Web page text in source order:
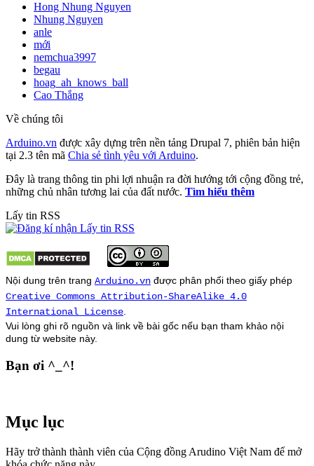
Hong Nhung Nguyen
Nhung Nguyen
anle
mới
nemchua3997
begau
hoag_ah_knows_ball
Cao Thắng
Về chúng tôi
Arduino.vn được xây dựng trên nền tảng Drupal 7, phiên bản hiện
tại 2.3 tên mã Chia sẻ tình yêu với Arduino.
Đây là trang thông tin phi lợi nhuận ra đời hướng tới cộng đồng trẻ,
những chủ nhân tương lai của đất nước. Tìm hiểu thêm
Lấy tin RSS
Nội dung trên trang Arduino.vn được phân phối theo giấy phép
Creative Commons Attribution-ShareAlike 4.0
International License
Vui lòng ghi rõ nguồn và link về bài gốc nếu bạn tham khảo nội
dung từ website này.
Bạn ơi ^_^!
Mục lục
Hãy trở thành thành viên của Cộng đồng Arudino Việt Nam để mở